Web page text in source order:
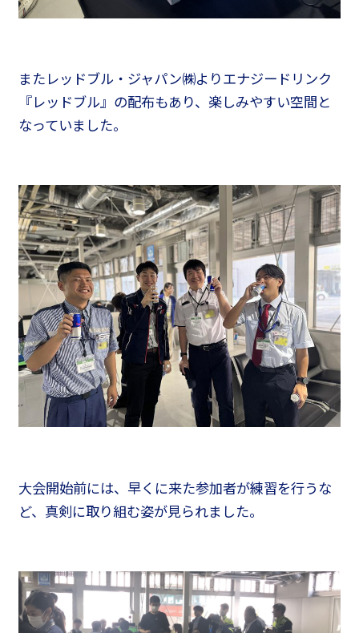
またレッドブル・ジャパン㈱よりエナジードリンク
『レッドブル』の配布もあり、楽しみやすい空間と
なっていました。
大会開始前には、早くに来た参加者が練習を行うな
ど、真剣に取り組む姿が見られました。